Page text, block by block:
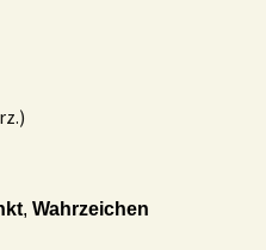
, Wahrzeichen